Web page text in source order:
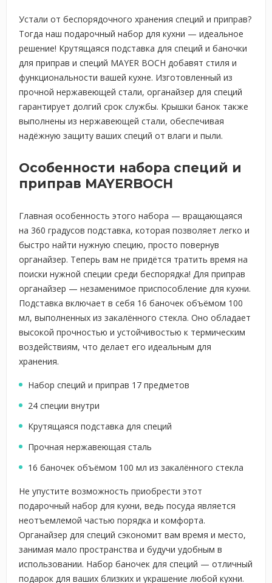
Устали от беспорядочного хранения специй и приправ?
Тогда наш подарочный набор для кухни — идеальное
решение! Крутящаяся подставка для специй и баночки
для приправ и специй MAYER BOCH добавят стиля и
функциональности вашей кухне. Изготовленный из
прочной нержавеющей стали, органайзер для специй
гарантирует долгий срок службы. Крышки банок также
выполнены из нержавеющей стали, обеспечивая
надёжную защиту ваших специй от влаги и пыли.
Особенности набора специй и
приправ MAYERBOCH
Главная особенность этого набора — вращающаяся
на 360 градусов подставка, которая позволяет легко и
быстро найти нужную специю, просто повернув
органайзер. Теперь вам не придётся тратить время на
поиски нужной специи среди беспорядка! Для приправ
органайзер — незаменимое приспособление для кухни.
Подставка включает в себя 16 баночек объёмом 100
мл, выполненных из закалённого стекла. Оно обладает
высокой прочностью и устойчивостью к термическим
воздействиям, что делает его идеальным для
хранения.
Набор специй и приправ 17 предметов
24 специи внутри
Крутящаяся подставка для специй
Прочная нержавеющая сталь
16 баночек объёмом 100 мл из закалённого стекла
Не упустите возможность приобрести этот
подарочный набор для кухни, ведь посуда является
неотъемлемой частью порядка и комфорта.
Органайзер для специй сэкономит вам время и место,
занимая мало пространства и будучи удобным в
использовании. Набор баночек для специй — отличный
подарок для ваших близких и украшение любой кухни.